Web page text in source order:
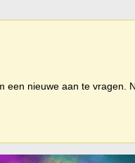
een nieuwe aan te vragen.